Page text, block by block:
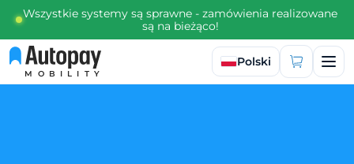
Wszystkie systemy są sprawne - zamówienia realizowane
są na bieżąco!
MOBILITY
Wybierz język
Polski